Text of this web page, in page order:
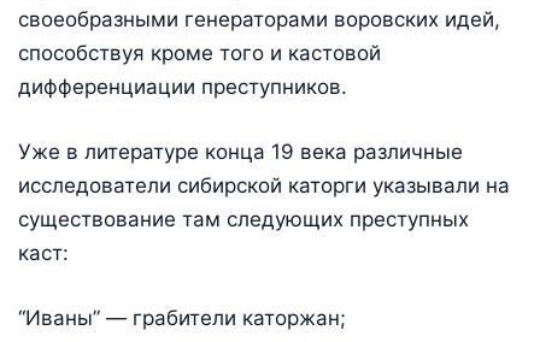
своеобразными генераторами воровских идей,
способствуя кроме того и кастовой
дифференциации преступников.
Уже в литературе конца 19 века различные
исследователи сибирской каторги указывали на
существование там следующих преступных
каст:
“Иваны” — грабители каторжан;